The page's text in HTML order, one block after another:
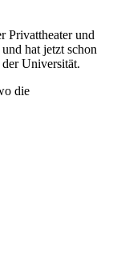
Privattheater und
hat jetzt schon
Universität.
die